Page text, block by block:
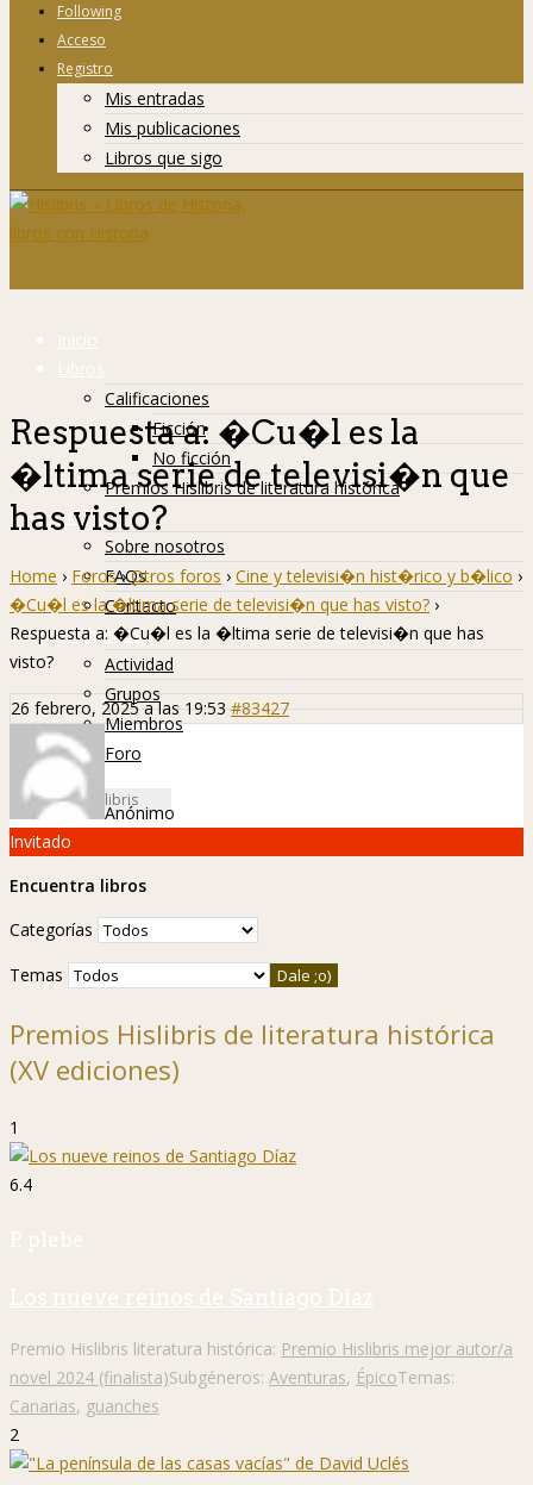
Following
Acceso
Registro
Mis entradas
Mis publicaciones
Libros que sigo
Inicio
Libros
Calificaciones
Ficción
No ficción
Premios Hislibris de literatura histórica
Info
Sobre nosotros
FAQs
Contacto
Hislibreños
Actividad
Grupos
Miembros
Foro
Respuesta a: �Cu�l es la
�ltima serie de televisi�n que
has visto?
Home › Foros › Otros foros › Cine y televisi�n hist�rico y b�lico ›
�Cu�l es la �ltima serie de televisi�n que has visto? ›
Respuesta a: �Cu�l es la �ltima serie de televisi�n que has
visto?
26 febrero, 2025 a las 19:53 #83427
Anónimo
Invitado
Encuentra libros
Categorías
Temas
Premios Hislibris de literatura histórica
(XV ediciones)
1
6.4
P. plebe
Los nueve reinos de Santiago Díaz
Premio Hislibris literatura histórica: Premio Hislibris mejor autor/a
novel 2024 (finalista)Subgéneros: Aventuras, ÉpicoTemas:
Canarias, guanches
2